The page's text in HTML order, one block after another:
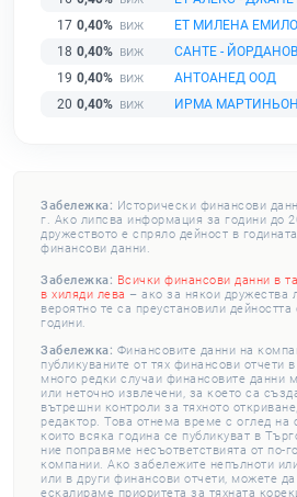
17 0,40%
ЕТ МИЛЕНА
18 0,40%
САНТЕ -
19 0,40%
АНТОАНЕД ООД
20 0,40% ИРМА
Забележка: Исторически финансови
г. Ако липсва информация за години до
дружеството е спряло дейност в
финансови данни.
Забележка: Всички финансови данни в
в хиляди лева – ако за някои дружества
вероятно те са преустановили
години.
Забележка: Финансовите данни на
публикуваните от тях финансови отчети
много редки случаи финансовите данни
или неточно извлечени, за което са
вътрешни контроли за тяхното
редактор. Това отнема време с оглед на
които всяка година се публикуват в
ние поправяме несъответствията от по-
компании. Ако забележите непълноти
или в други финансови отчети, можете
ескалираме приоритета за тяхната